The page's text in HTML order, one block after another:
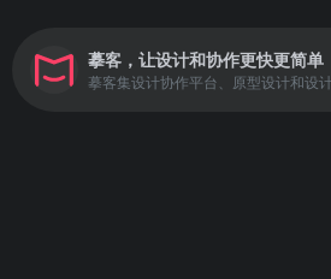
摹客，让设计和协作更快更简单